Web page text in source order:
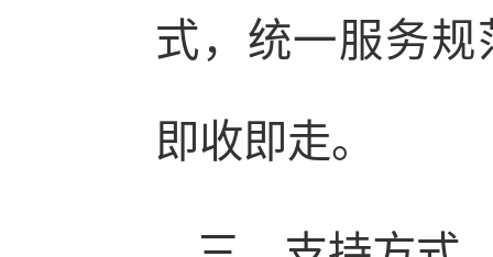
式，统一服务
即收即走。